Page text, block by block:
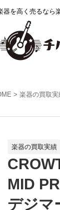
器を高く売るなら
楽器の買取実
楽器の買取実績
MID
デジマ